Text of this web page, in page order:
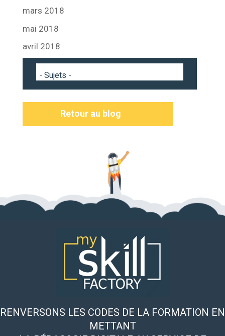
mars 2018
mai 2018
avril 2018
Retour au blog
RENVERSONS LES CODES DE LA FORMATION EN
METTANT